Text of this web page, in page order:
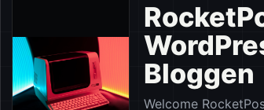
Bloggen
Welcome